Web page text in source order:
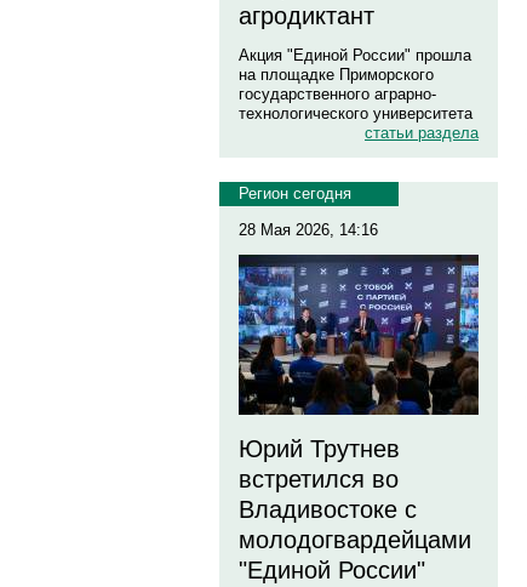
агродиктант
Акция "Единой России" прошла
на площадке Приморского
государственного аграрно-
технологического университета
статьи раздела
Регион сегодня
28 Мая 2026, 14:16
Юрий Трутнев
встретился во
Владивостоке с
молодогвардейцами
"Единой России"